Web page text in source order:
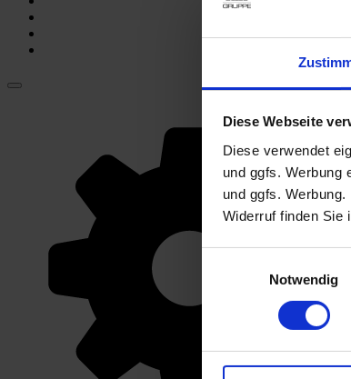
Diese Webseite
Diese verwendet
und ggfs. Werbung
und ggfs.
Widerruf finden Sie
Notwendig